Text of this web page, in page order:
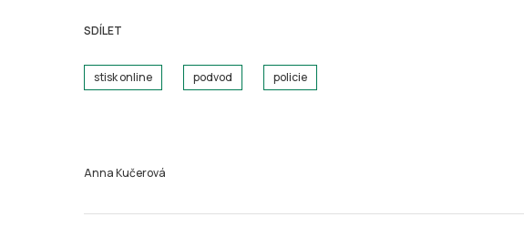
SDÍLET
stisk online podvod policie
Anna Kučerová